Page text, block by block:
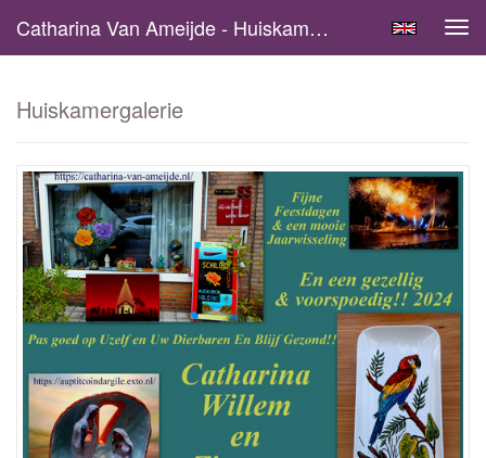
Catharina Van Ameijde - Huiskamergalerie
Huiskamergalerie